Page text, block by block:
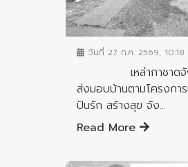
ข่าวประชาสัมพันธ์
วันที่ 27 ก.ค. 2569, 10:18
เหล่ากาชาดจัง
ส่งมอบบ้านตามโครงกา
ปันรัก สร้างสุข จัง...
Read More